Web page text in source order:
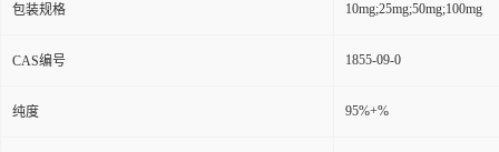
包装规格 10mg;25mg;50mg;100mg
CAS编号 1855-09-0
纯度 95%+%